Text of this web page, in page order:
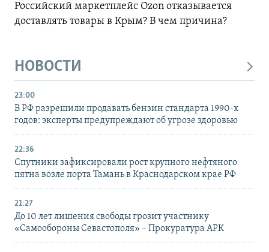
Российский маркетплейс Ozon отказывается
доставлять товары в Крым? В чем причина?
НОВОСТИ
23:00
В РФ разрешили продавать бензин стандарта 1990-х
годов: эксперты предупреждают об угрозе здоровью
22:36
Спутники зафиксировали рост крупного нефтяного
пятна возле порта Тамань в Краснодарском крае РФ
21:27
До 10 лет лишения свободы грозит участнику
«Самообороны Севастополя» – Прокуратура АРК